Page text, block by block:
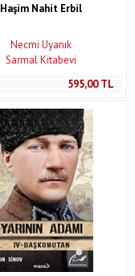
Haşim Nahit Erbil
Necmi Uyanık
Sarmal Kitabevi
595,00TL